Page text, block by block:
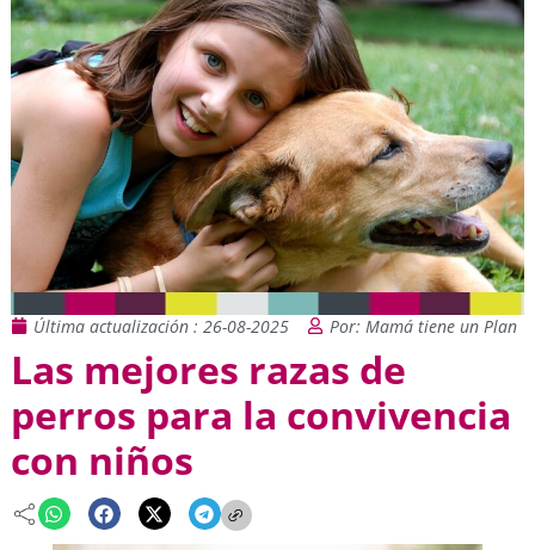
Última actualización : 26-08-2025 Por: Mamá tiene un Plan
Las mejores razas de
perros para la convivencia
con niños